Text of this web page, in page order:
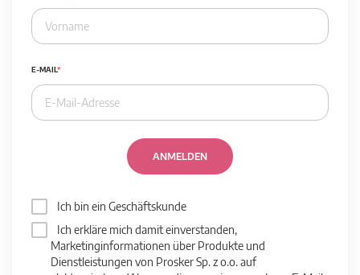
E-MAIL
ANMELDEN
Ich bin ein Geschäftskunde
Ich erkläre mich damit einverstanden,
Marketinginformationen über Produkte und
Dienstleistungen von Prosker Sp. z o.o. auf